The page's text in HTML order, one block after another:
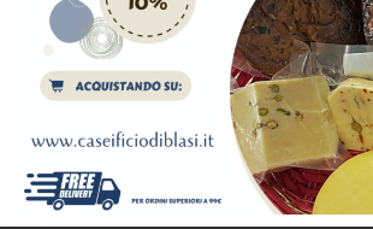
Spiaggia di Mongiove e le sue Grotte
Mongiove
0941 21588
turismo.sport.spettacolo@comune.patti.me.it